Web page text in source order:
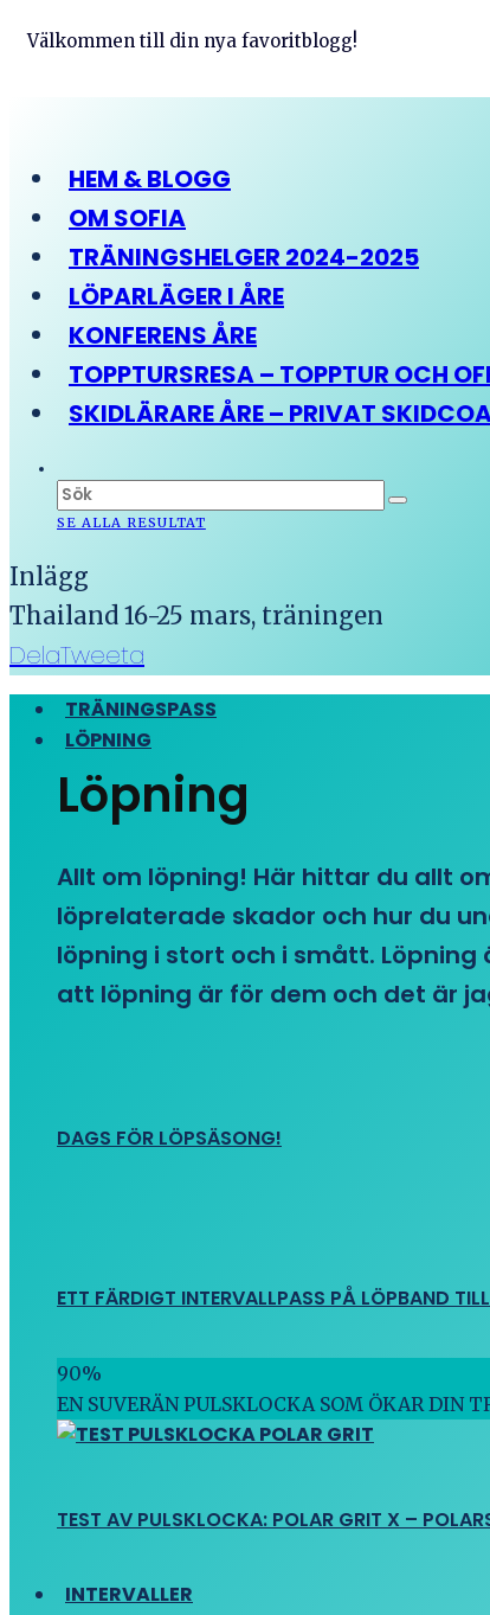
Välkommen till din nya favoritblogg!
HEM & BLOGG
OM SOFIA
TRÄNINGSHELGER 2024-2025
LÖPARLÄGER I ÅRE
KONFERENS ÅRE
TOPPTURSRESA – TOPPTUR OCH
SKIDLÄRARE ÅRE – PRIVAT
SE ALLA RESULTAT
Inlägg
Thailand 16-25 mars, träningen
DelaTweeta
TRÄNINGSPASS
LÖPNING
Löpning
Allt om löpning! Här hittar du allt
löprelaterade skador och hur du
löpning i stort och i smått.
att löpning är för dem och det är
DAGS FÖR LÖPSÄSONG!
ETT FÄRDIGT INTERVALLPASS PÅ LÖPBAND
90%
EN SUVERÄN PULSKLOCKA SOM ÖKAR DIN
TEST AV PULSKLOCKA: POLAR GRIT X –
INTERVALLER